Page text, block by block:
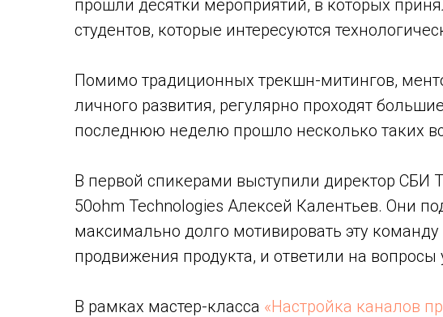
прошли десятки мероприятий, в которых
студентов, которые интересуются
Помимо традиционных трекшн-митингов,
личного развития, регулярно проходят
последнюю неделю прошло несколько таких
В первой спикерами выступили директор СБИ
50ohm Technologies Алексей Калентьев. Они
максимально долго мотивировать эту
продвижения продукта, и ответили на вопросы
В рамках мастер-класса «Настройка каналов